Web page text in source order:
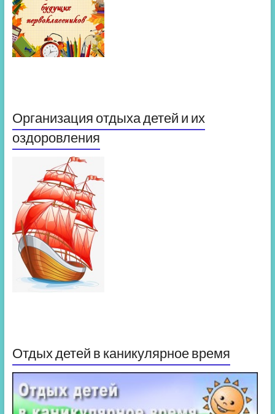
Организация отдыха детей и их
оздоровления
Отдых детей в каникулярное время